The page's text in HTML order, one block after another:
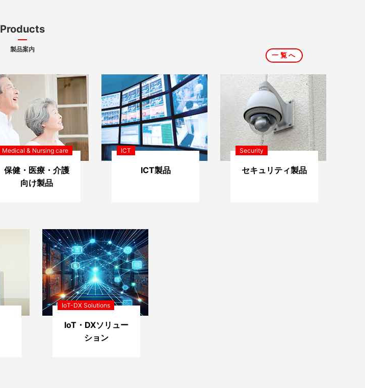
Products
製品案内
一覧へ
Medical & Nursing care
保健・医療・介護
向け製品
ICT
ICT製品
Security
セキュリティ製品
IoT-DX Solutions
IoT・DXソリュー
ション